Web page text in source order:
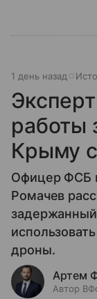
1 день назад
работы
Крыму
Офицер ФСБ
Ромачев
дроны.
Артем
Автор